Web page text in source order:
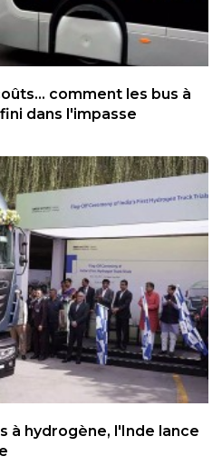
comment les bus à
dans l'impasse
à hydrogène, l'Inde lance